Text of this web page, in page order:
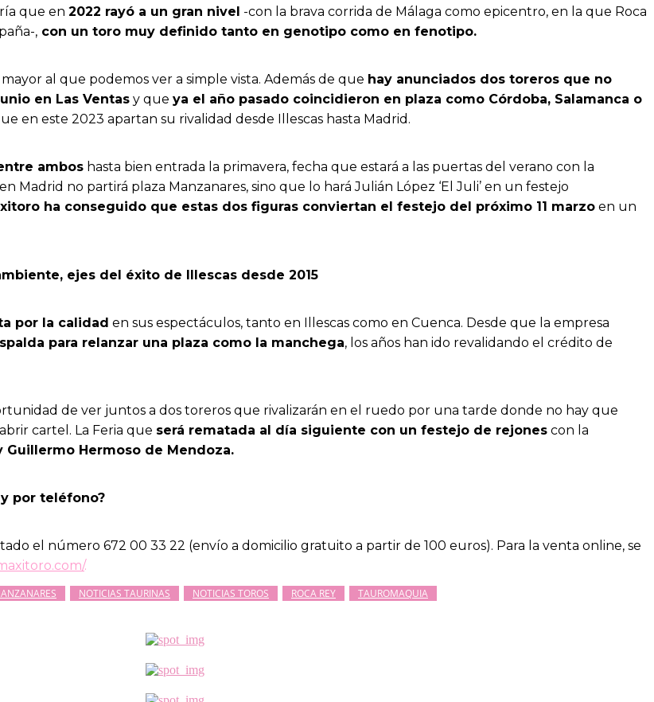
que en 2022 rayó a un gran nivel -con la brava corrida de Málaga como epicentro, en la que Roca
, con un toro muy definido tanto en genotipo como en fenotipo.
al que podemos ver a simple vista. Además de que hay anunciados dos toreros que no
en Las Ventas y que ya el año pasado coincidieron en plaza como Córdoba, Salamanca o
en este 2023 apartan su rivalidad desde Illescas hasta Madrid.
ambos hasta bien entrada la primavera, fecha que estará a las puertas del verano con la
Madrid no partirá plaza Manzanares, sino que lo hará Julián López ‘El Juli’ en un festejo
ha conseguido que estas dos figuras conviertan el festejo del próximo 11 marzo en un
ejes del éxito de Illescas desde 2015
por la calidad en sus espectáculos, tanto en Illescas como en Cuenca. Desde que la empresa
para relanzar una plaza como la manchega, los años han ido revalidando el crédito de
de ver juntos a dos toreros que rivalizarán en el ruedo por una tarde donde no hay que
cartel. La Feria que será rematada al día siguiente con un festejo de rejones con la
Guillermo Hermoso de Mendoza.
por teléfono?
el número 672 00 33 22 (envío a domicilio gratuito a partir de 100 euros). Para la venta online, se
.
NOTICIAS TAURINAS NOTICIAS TOROS ROCA REY TAUROMAQUIA